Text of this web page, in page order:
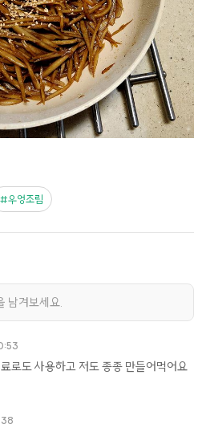
우엉조림
남겨보세요.
로도 사용하고 저도 종종 만들어먹어요